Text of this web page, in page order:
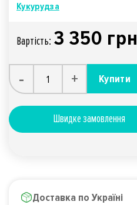
Кукурудза
Вартiсть: 3 350 грн
- + Купити
Швидке замовлення
Доставка по Україні